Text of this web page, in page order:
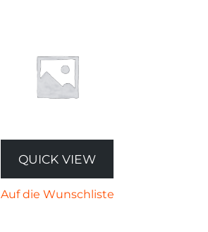
QUICK VIEW
Auf die Wunschliste